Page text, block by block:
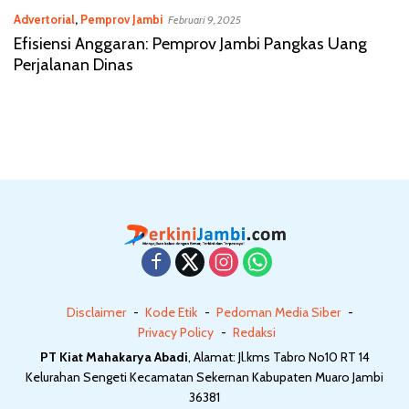
Advertorial, Pemprov Jambi Februari 9, 2025
Efisiensi Anggaran: Pemprov Jambi Pangkas Uang
Perjalanan Dinas
Disclaimer Kode Etik
Pedoman Media Siber
Privacy Policy
Redaksi
PT Kiat Mahakarya Abadi, Alamat: Jl.kms Tabro No10 RT 14
Kelurahan Sengeti Kecamatan Sekernan Kabupaten Muaro Jambi
36381